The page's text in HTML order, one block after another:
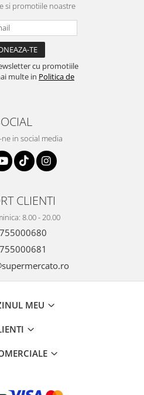
si promotiile noastre
cu promotiile
multe in Politica de
in social media
CLIENTI
8.00 - 20.00
MEU